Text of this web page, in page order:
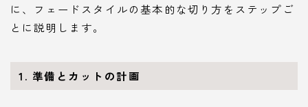
に、フェードスタイルの基本的な切り方をステップご
とに説明します。
1. 準備とカットの計画